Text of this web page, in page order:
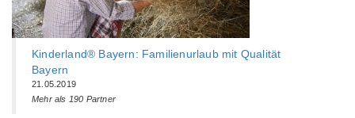
Kinderland® Bayern: Familienurlaub mit Qualität
Bayern
21.05.2019
Mehr als 190 Partner